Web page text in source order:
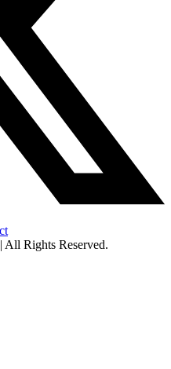
Rights Reserved.